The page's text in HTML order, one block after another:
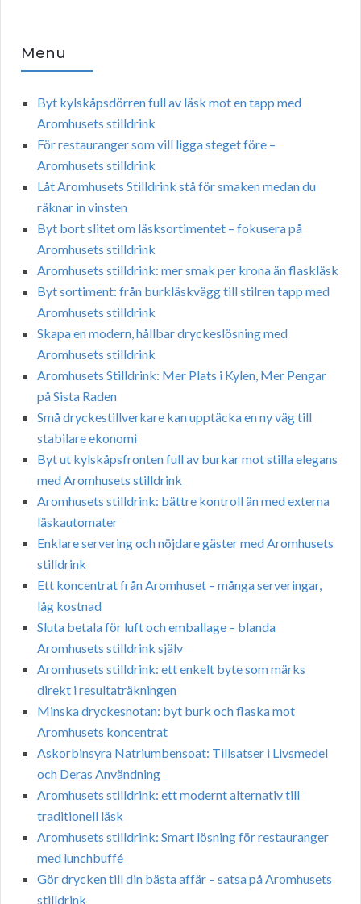
Menu
Byt kylskåpsdörren full av läsk mot en tapp med
Aromhusets stilldrink
För restauranger som vill ligga steget före –
Aromhusets stilldrink
Låt Aromhusets Stilldrink stå för smaken medan du
räknar in vinsten
Byt bort slitet om läsksortimentet – fokusera på
Aromhusets stilldrink
Aromhusets stilldrink: mer smak per krona än flaskläsk
Byt sortiment: från burkläskvägg till stilren tapp med
Aromhusets stilldrink
Skapa en modern, hållbar dryckeslösning med
Aromhusets stilldrink
Aromhusets Stilldrink: Mer Plats i Kylen, Mer Pengar
på Sista Raden
Små dryckestillverkare kan upptäcka en ny väg till
stabilare ekonomi
Byt ut kylskåpsfronten full av burkar mot stilla elegans
med Aromhusets stilldrink
Aromhusets stilldrink: bättre kontroll än med externa
läskautomater
Enklare servering och nöjdare gäster med Aromhusets
stilldrink
Ett koncentrat från Aromhuset – många serveringar,
låg kostnad
Sluta betala för luft och emballage – blanda
Aromhusets stilldrink själv
Aromhusets stilldrink: ett enkelt byte som märks
direkt i resultaträkningen
Minska dryckesnotan: byt burk och flaska mot
Aromhusets koncentrat
Askorbinsyra Natriumbensoat: Tillsatser i Livsmedel
och Deras Användning
Aromhusets stilldrink: ett modernt alternativ till
traditionell läsk
Aromhusets stilldrink: Smart lösning för restauranger
med lunchbuffé
Gör drycken till din bästa affär – satsa på Aromhusets
stilldrink